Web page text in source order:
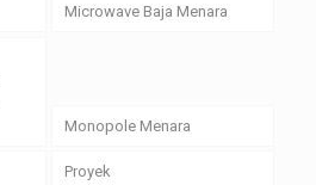
Microwave Baja Menara
Monopole Menara
Proyek